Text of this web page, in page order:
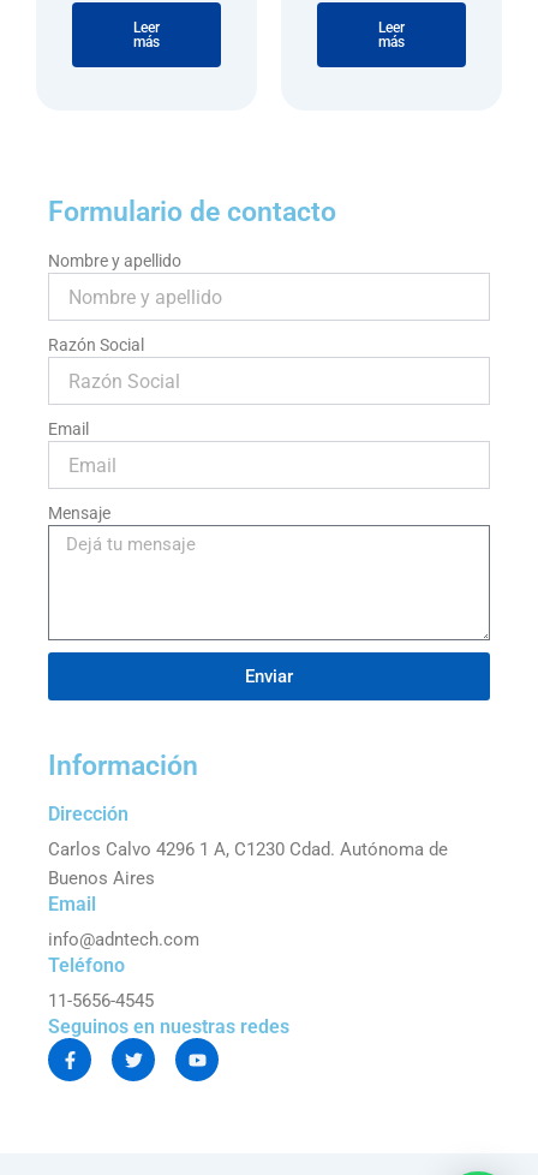
Leer
más
Leer
más
Formulario de contacto
Nombre y apellido
Razón Social
Email
Mensaje
Enviar
Información
Dirección
Carlos Calvo 4296 1 A, C1230 Cdad. Autónoma de
Buenos Aires
Email
info@adntech.com
Teléfono
11-5656-4545
Seguinos en nuestras redes
F
a
c
T
w
i
Y
o
u